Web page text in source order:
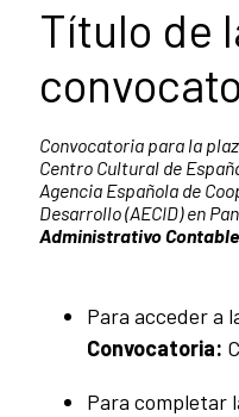
Título de
Convocatoria para la
Centro Cultural de
Agencia Española de
Desarrollo (AECID) en
Administrativo Contable
Para acceder a
Convocatoria:
Para completar